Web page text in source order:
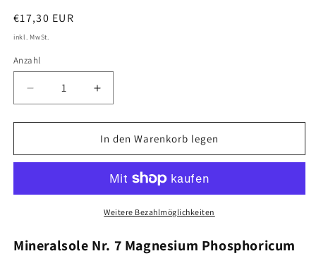
Normaler
Preis
€17,30 EUR
inkl. MwSt.
Anzahl
Verringere
die
Menge
Mineral-
7
Erhöhe
die
Menge
für
Mineral-
Nr.
7
10ml
In den Warenkorb legen
Weitere Bezahlmöglichkeiten
Mineralsole Nr. 7 Magnesium Phosphoricum